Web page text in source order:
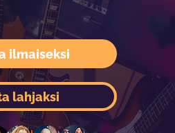
ilmaiseksi
lahjaksi